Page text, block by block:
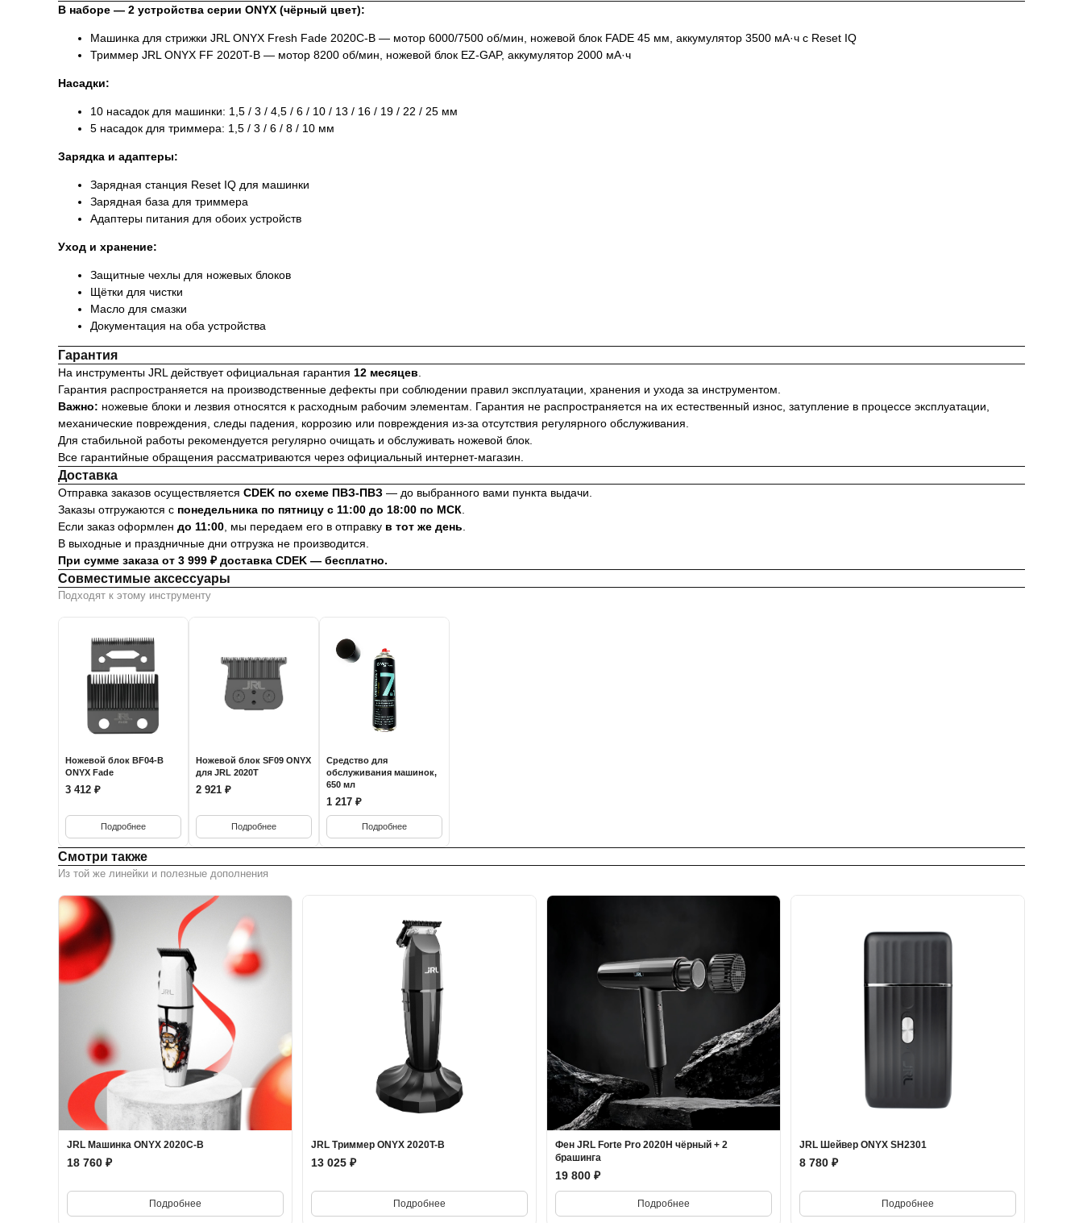
В наборе — 2 устройства серии ONYX (чёрный цвет):
Машинка для стрижки JRL ONYX Fresh Fade 2020C-B — мотор 6000/7500 об/мин, ножевой блок FADE 45 мм, аккумулятор 3500 мА·ч с Reset IQ
Триммер JRL ONYX FF 2020T-B — мотор 8200 об/мин, ножевой блок EZ-GAP, аккумулятор 2000 мА·ч
Насадки:
10 насадок для машинки: 1,5 / 3 / 4,5 / 6 / 10 / 13 / 16 / 19 / 22 / 25 мм
5 насадок для триммера: 1,5 / 3 / 6 / 8 / 10 мм
Зарядка и адаптеры:
Зарядная станция Reset IQ для машинки
Зарядная база для триммера
Адаптеры питания для обоих устройств
Уход и хранение:
Защитные чехлы для ножевых блоков
Щётки для чистки
Масло для смазки
Документация на оба устройства
Гарантия
На инструменты JRL действует официальная гарантия 12 месяцев
Гарантия распространяется на производственные дефекты при соблюдении правил эксплуатации, хранения и ухода за инструментом.
Важно: ножевые блоки и лезвия относятся к расходным рабочим элементам. Гарантия не распространяется на их естественный износ, затупление в процессе эксплуатации,
механические повреждения, следы падения, коррозию или повреждения из-за отсутствия регулярного обслуживания.
Для стабильной работы рекомендуется регулярно очищать и обслуживать ножевой блок.
Все гарантийные обращения рассматриваются через официальный интернет-магазин.
Доставка
Отправка заказов осуществляется CDEK по схеме ПВЗ-ПВЗ — до выбранного вами пункта выдачи.
Заказы отгружаются с понедельника по пятницу с 11:00 до 18:00 по МСК
Если заказ оформлен до 11:00 , мы передаем его в отправку в тот же день
В выходные и праздничные дни отгрузка не производится.
При сумме заказа от 3 999 ₽ доставка CDEK — бесплатно.
Совместимые аксессуары
Подходят к этому инструменту
Ножевой блок BF04-B
ONYX Fade
3 412 ₽
Подробнее
Ножевой блок SF09 ONYX
для JRL 2020T
2 921 ₽
Подробнее
Средство для
обслуживания машинок,
650 мл
1 217 ₽
Подробнее
Смотри также
Из той же линейки и полезные дополнения
JRL Машинка ONYX 2020C-B
18 760 ₽
Подробнее
JRL Триммер ONYX 2020T-B
13 025 ₽
Подробнее
Фен JRL Forte Pro 2020H чёрный + 2
брашинга
19 800 ₽
Подробнее
JRL Шейвер ONYX SH2301
8 780 ₽
Подробнее